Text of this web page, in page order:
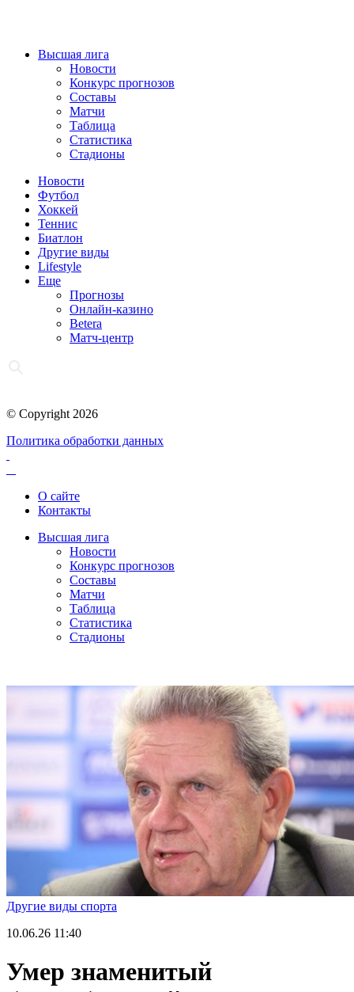
Высшая лига
Новости
Конкурс прогнозов
Составы
Матчи
Таблица
Статистика
Стадионы
Новости
Футбол
Хоккей
Теннис
Биатлон
Другие виды
Lifestyle
Еще
Прогнозы
Онлайн-казино
Betera
Матч-центр
© Copyright 2026
Политика обработки данных
О сайте
Контакты
Высшая лига
Новости
Конкурс прогнозов
Составы
Матчи
Таблица
Статистика
Стадионы
Другие виды спорта
10.06.26 11:40
Умер знаменитый